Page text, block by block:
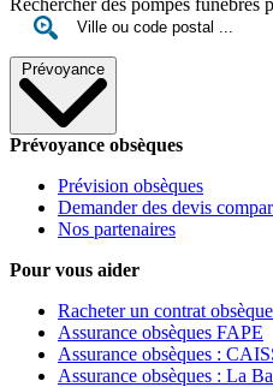
Prévoyance
Prévoyance obsèques
Prévision obsèques
Demander des devis
Nos partenaires
Pour vous aider
Racheter un contrat
Assurance obsèques FAPE
Assurance obsèques :
Assurance obsèques : La